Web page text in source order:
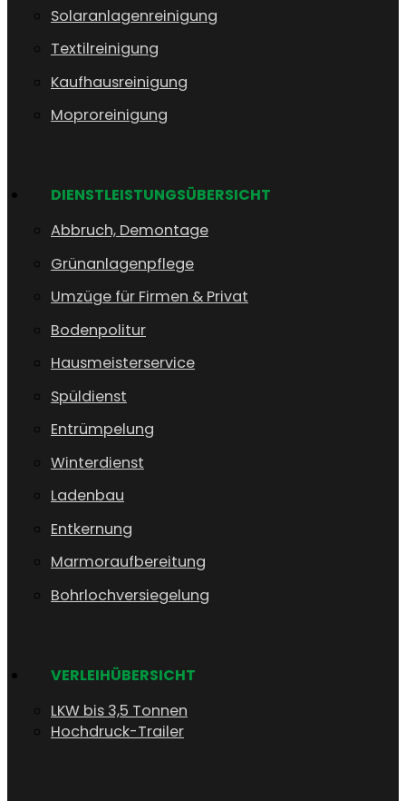
Solaranlagenreinigung
Textilreinigung
Kaufhausreinigung
Moproreinigung
DIENSTLEISTUNGSÜBERSICHT
Abbruch, Demontage
Grünanlagenpflege
Umzüge für Firmen & Privat
Bodenpolitur
Hausmeisterservice
Spüldienst
Entrümpelung
Winterdienst
Ladenbau
Entkernung
Marmoraufbereitung
Bohrlochversiegelung
VERLEIHÜBERSICHT
LKW bis 3,5 Tonnen
Hochdruck-Trailer